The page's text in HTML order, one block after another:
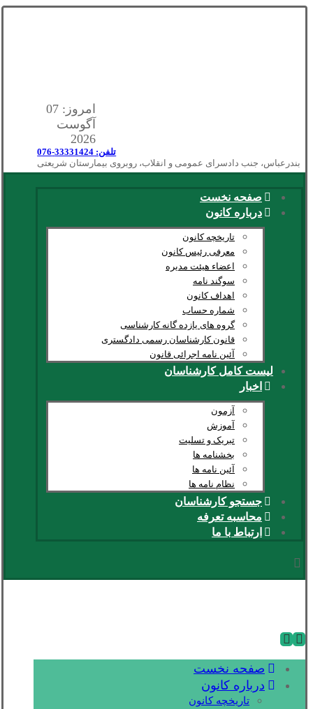
امروز: 07
آگوست
2026
تلفن: 33331424-076
بندرعباس، جنب دادسرای عمومی و انقلاب، روبروی بیمارستان شریعتی
صفحه نخست
درباره کانون
تاریخچه کانون
معرفی رئیس کانون
اعضاء هیئت مدیره
سوگند نامه
اهداف کانون
شماره حساب
گروه های یازده گانه کارشناسی
قانون کارشناسان رسمی دادگستری
آئین نامه اجرائی قانون
لیست کامل کارشناسان
اخبار
آزمون
آموزش
تبریک و تسلیت
بخشنامه ها
آئین نامه ها
نظام نامه ها
جستجو کارشناسان
محاسبه تعرفه
ارتباط با ما
صفحه نخست
درباره کانون
تاریخچه کانون